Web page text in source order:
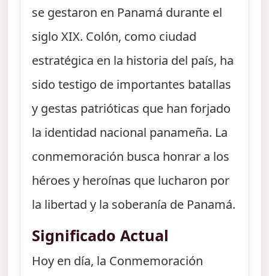
se gestaron en Panamá durante el
siglo XIX. Colón, como ciudad
estratégica en la historia del país, ha
sido testigo de importantes batallas
y gestas patrióticas que han forjado
la identidad nacional panameña. La
conmemoración busca honrar a los
héroes y heroínas que lucharon por
la libertad y la soberanía de Panamá.
Significado Actual
Hoy en día, la Conmemoración